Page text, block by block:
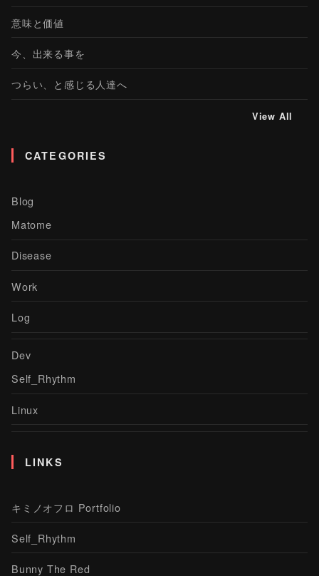
意味と価値
今、出来る事を
つらい、と感じる人達へ
View All
CATEGORIES
Blog
Matome
Disease
Work
Log
Dev
Self_Rhythm
Linux
LINKS
キミノオフロ Portfolio
Self_Rhythm
Bunny The Red